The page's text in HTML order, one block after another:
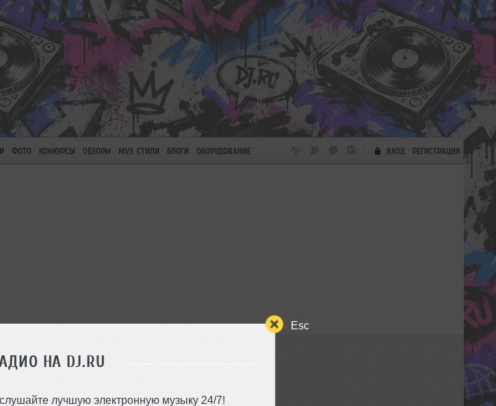
Esc
НА DJ.RU
лучшую электронную музыку 24/7!
ФОТО КОНКУРСЫ ОБЗОРЫ МУЗ. СТИЛИ БЛОГИ ОБОРУДОВАНИЕ ВХОД РЕГИСТРАЦИЯ